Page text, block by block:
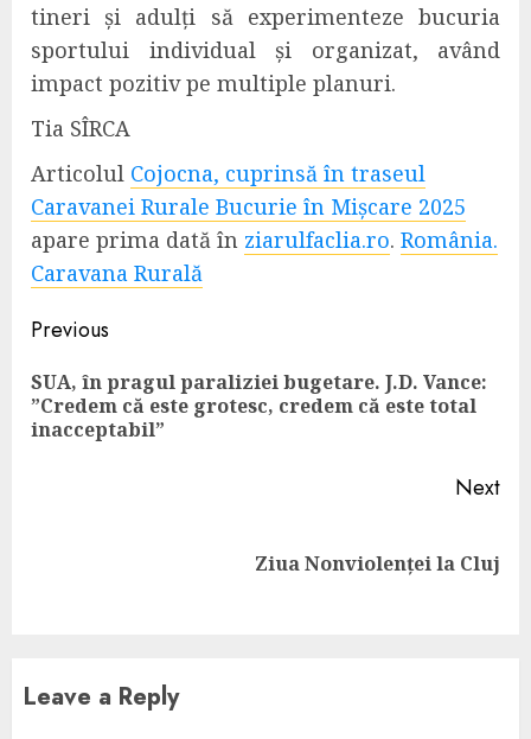
tineri și adulți să experimenteze bucuria
sportului individual și organizat, având
impact pozitiv pe multiple planuri.
Tia SÎRCA
Articolul Cojocna, cuprinsă în traseul
Caravanei Rurale Bucurie în Mișcare 2025
apare prima dată în ziarulfaclia.ro. România.
Caravana Rurală
Continue
Reading
Previous
SUA, în pragul paraliziei bugetare. J.D. Vance:
”Credem că este grotesc, credem că este total
inacceptabil”
Next
Ziua Nonviolenței la Cluj
Leave a Reply